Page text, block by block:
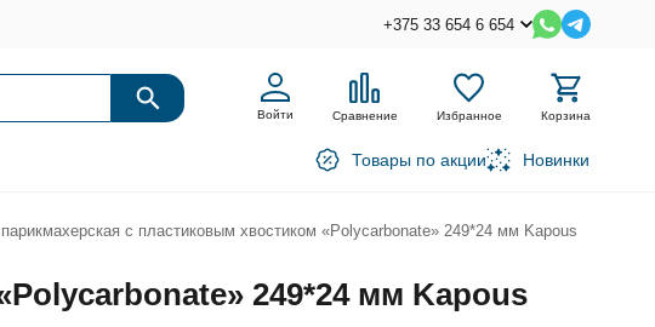
+375 33 654 6 654
Войти Сравнение Избранное Корзина
Товары по акции Новинки
с пластиковым хвостиком «Polycarbonate» 249*24 мм Kapous
249*24 мм Kapous